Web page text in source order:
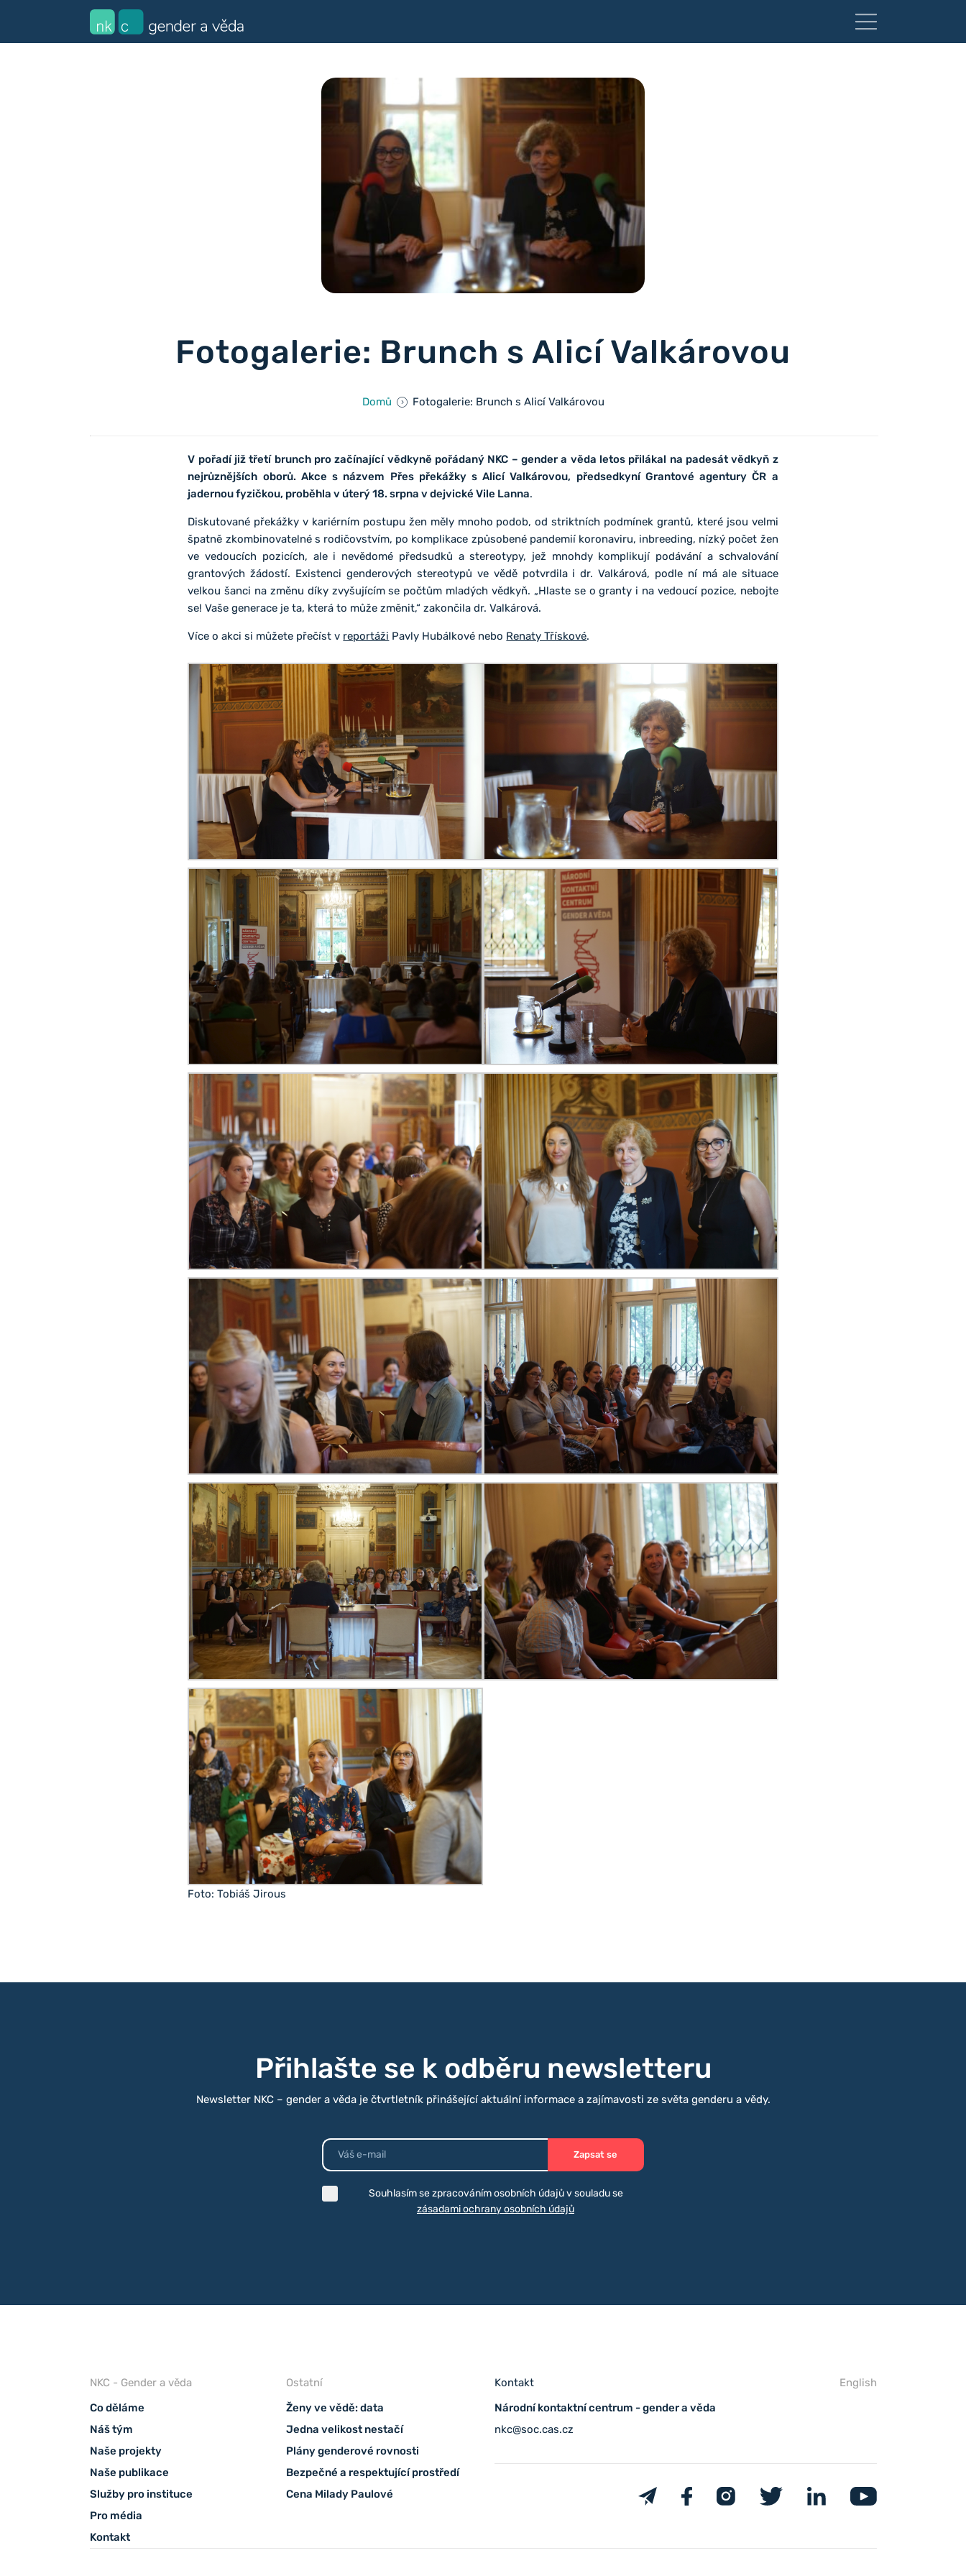
Fotogalerie: Brunch s Alicí Valkárovou
Domů Fotogalerie: Brunch s Alicí Valkárovou
V pořadí již třetí brunch pro začínající vědkyně pořádaný NKC – gender a věda letos přilákal na padesát vědkyň z
nejrůznějších oborů. Akce s názvem Přes překážky s Alicí Valkárovou, předsedkyní Grantové agentury ČR a
jadernou fyzičkou, proběhla v úterý 18. srpna v dejvické Vile Lanna.
Diskutované překážky v kariérním postupu žen měly mnoho podob, od striktních podmínek grantů, které jsou velmi
špatně zkombinovatelné s rodičovstvím, po komplikace způsobené pandemií koronaviru, inbreeding, nízký počet žen
ve vedoucích pozicích, ale i nevědomé předsudků a stereotypy, jež mnohdy komplikují podávání a schvalování
grantových žádostí. Existenci genderových stereotypů ve vědě potvrdila i dr. Valkárová, podle ní má ale situace
velkou šanci na změnu díky zvyšujícím se počtům mladých vědkyň. „Hlaste se o granty i na vedoucí pozice, nebojte
se! Vaše generace je ta, která to může změnit,“ zakončila dr. Valkárová.
Více o akci si můžete přečíst v reportáži Pavly Hubálkové nebo Renaty Třískové.
Foto: Tobiáš Jirous
Přihlašte se k odběru newsletteru
Newsletter NKC – gender a věda je čtvrtletník přinášející aktuální informace a zajímavosti ze světa genderu a vědy.
Zapsat se
Souhlasím se zpracováním osobních údajů v souladu se
zásadami ochrany osobních údajů
NKC - Gender a věda
Co děláme
Náš tým
Naše projekty
Naše publikace
Služby pro instituce
Pro média
Kontakt
Ostatní
Ženy ve vědě: data
Jedna velikost nestačí
Plány genderové rovnosti
Bezpečné a respektující prostředí
Cena Milady Paulové
Kontakt
English
Národní kontaktní centrum - gender a věda
nkc@soc.cas.cz